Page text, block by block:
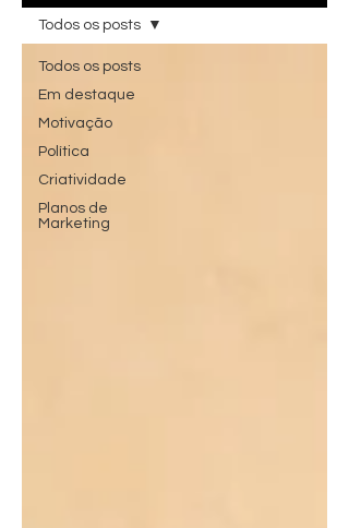
Todos os posts
Em destaque
Motivação
Política
Criatividade
Planos de
Marketing
Todos os posts